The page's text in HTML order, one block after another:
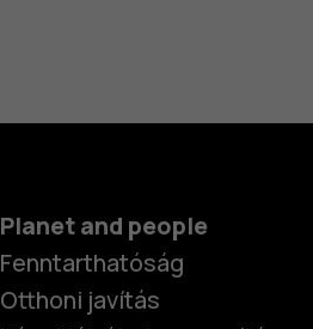
Planet and people
Fenntarthatóság
Otthoni javítás